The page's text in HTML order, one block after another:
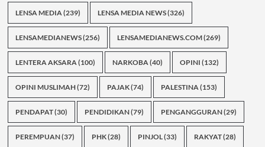
LENSA MEDIA(239) LENSA MEDIA NEWS(326)
LENSAMEDIANEWS(256) LENSAMEDIANEWS.COM(269)
LENTERA AKSARA(100) NARKOBA(40) OPINI (132)
OPINI MUSLIMAH(72) PAJAK(74) PALESTINA(153)
PENDAPAT(30) PENDIDIKAN(79) PENGANGGURAN(29)
PEREMPUAN(37) PHK(28) PINJOL(33) RAKYAT(28)